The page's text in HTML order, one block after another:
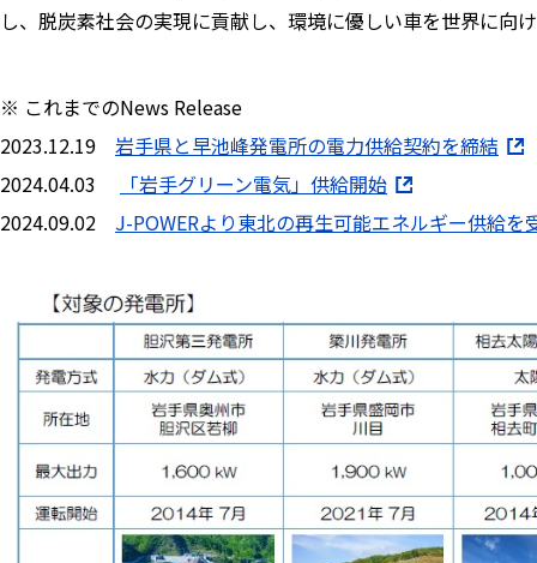
し、脱炭素社会の実現に貢献し、環境に優しい車を世界に向
※ これまでのNews Release
2023.12.19 岩手県と早池峰発電所の電力供給契約を締結
2024.04.03
「岩手グリーン電気」供給開始
2024.09.02 J-POWERより東北の再生可能エネルギー供給